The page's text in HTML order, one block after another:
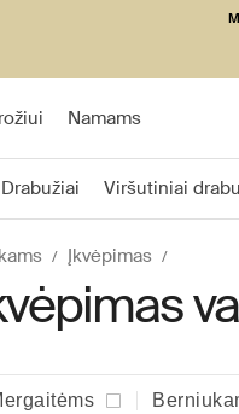
Namams
Drabužiai Viršutiniai
Įkvėpimas